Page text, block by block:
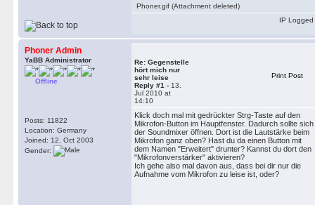
Phoner.gif (Attachment deleted)
IP Logged
Phoner Admin
YaBB Administrator
Offline
Posts: 11822
Location: Germany
Joined: 12. Oct 2003
Gender:
Re: Gegenstelle
hört mich nur
sehr leise
Reply #1 - 13.
Jul 2010 at
14:10
Print Post
Klick doch mal mit gedrückter Strg-Taste auf den
Mikrofon-Button im Hauptfenster. Dadurch sollte sich
der Soundmixer öffnen. Dort ist die Lautstärke beim
Mikrofon ganz oben? Hast du da einen Button mit
dem Namen "Erweitert" drunter? Kannst du dort den
"Mikrofonverstärker" aktivieren?
Ich gehe also mal davon aus, dass bei dir nur die
Aufnahme vom Mikrofon zu leise ist, oder?